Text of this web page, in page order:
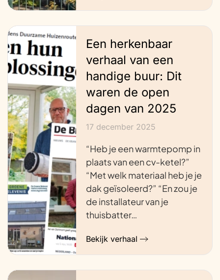
Een herkenbaar
verhaal van een
handige buur: Dit
waren de open
dagen van 2025
17 december 2025
“Heb je een warmtepomp in
plaats van een cv-ketel?”
“Met welk materiaal heb je je
dak geïsoleerd?” “En zou je
de installateur van je
thuisbatter…
Bekijk verhaal